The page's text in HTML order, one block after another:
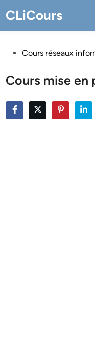
to
content
CLiCours
PostedCours réseaux
Cours mise en